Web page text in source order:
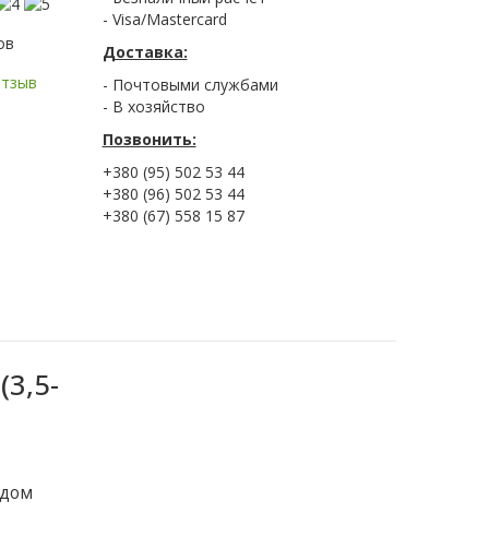
- Visa/Mastercard
Доставка:
- Почтовыми службами
- В хозяйство
Позвонить:
+380 (95) 502 53 44
+380 (96) 502 53 44
+380 (67) 558 15 87